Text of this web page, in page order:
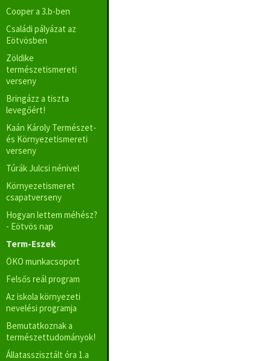
Cooper a 3.b-ben
Családi pályázat az
Eötvösben
Zöldike
természetismereti
verseny
Bringázz a tiszta
levegőért!
Kaán Károly Természet-
és Környezetismereti
verseny
Túrák Julcsi nénivel
Környezetismeret
csapatverseny
Hogyan lettem méhész?
- Eötvös nap
Term-Eszek
ÖKO munkacsoport
Felsős reál program
Az iskola környezeti
nevelési programja
Bemutatkoznak a
természettudományok!
Állatasszisztált óra 1.a